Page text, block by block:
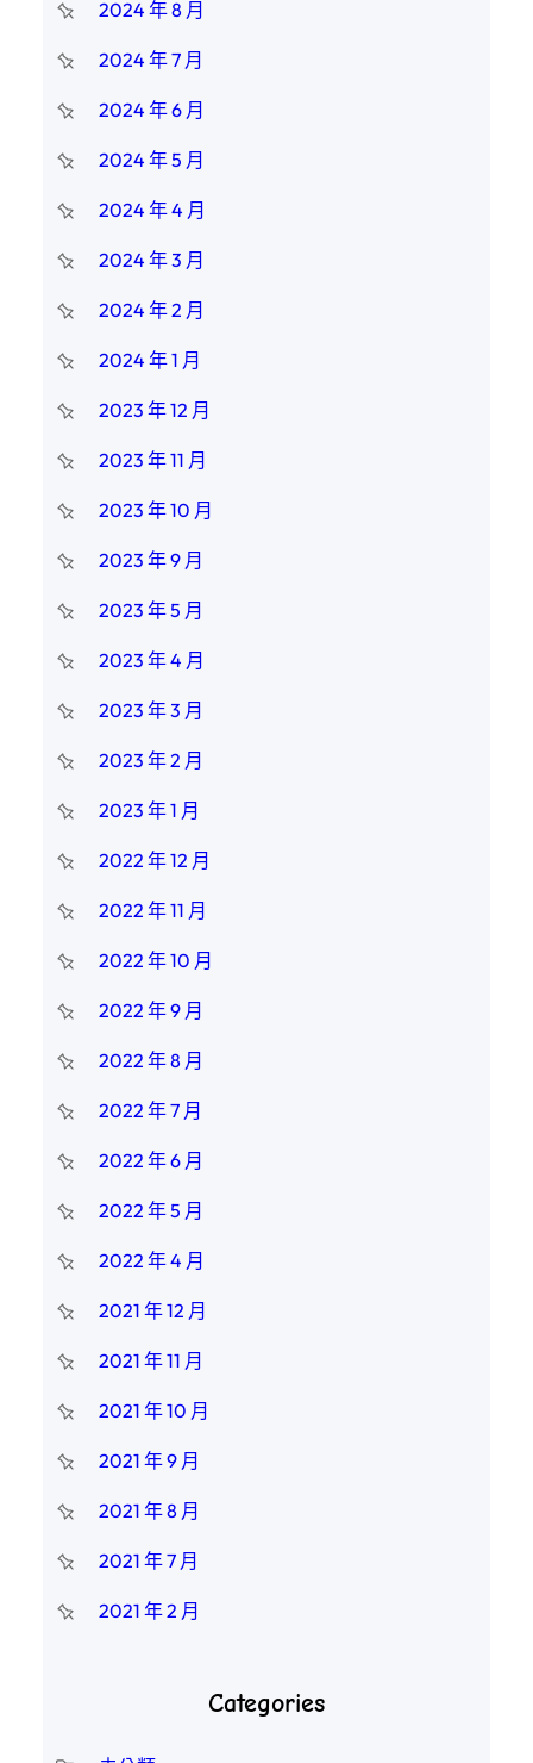
2024 年 8 月
2024 年 7 月
2024 年 6 月
2024 年 5 月
2024 年 4 月
2024 年 3 月
2024 年 2 月
2024 年 1 月
2023 年 12 月
2023 年 11 月
2023 年 10 月
2023 年 9 月
2023 年 5 月
2023 年 4 月
2023 年 3 月
2023 年 2 月
2023 年 1 月
2022 年 12 月
2022 年 11 月
2022 年 10 月
2022 年 9 月
2022 年 8 月
2022 年 7 月
2022 年 6 月
2022 年 5 月
2022 年 4 月
2021 年 12 月
2021 年 11 月
2021 年 10 月
2021 年 9 月
2021 年 8 月
2021 年 7 月
2021 年 2 月
Categories